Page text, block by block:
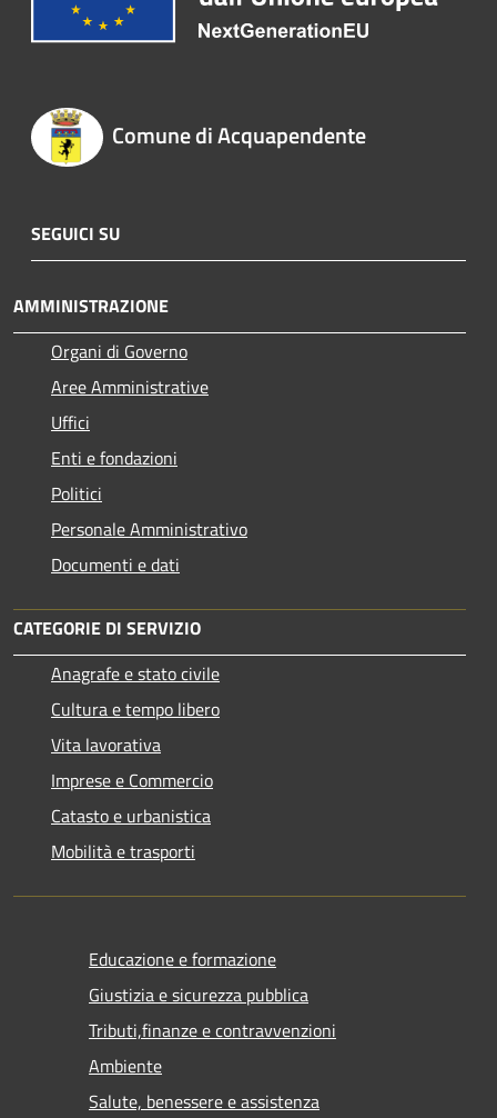
Comune di Acquapendente
SEGUICI SU
AMMINISTRAZIONE
Organi di Governo
Aree Amministrative
Uffici
Enti e fondazioni
Politici
Personale Amministrativo
Documenti e dati
CATEGORIE DI SERVIZIO
Anagrafe e stato civile
Cultura e tempo libero
Vita lavorativa
Imprese e Commercio
Catasto e urbanistica
Mobilità e trasporti
Educazione e formazione
Giustizia e sicurezza pubblica
Tributi,finanze e contravvenzioni
Ambiente
Salute, benessere e assistenza